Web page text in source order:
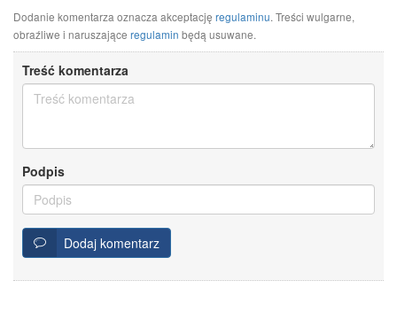
Dodanie komentarza oznacza akceptację regulaminu. Treści wulgarne,
obraźliwe i naruszające regulamin będą usuwane.
Treść komentarza
Podpis
Dodaj komentarz